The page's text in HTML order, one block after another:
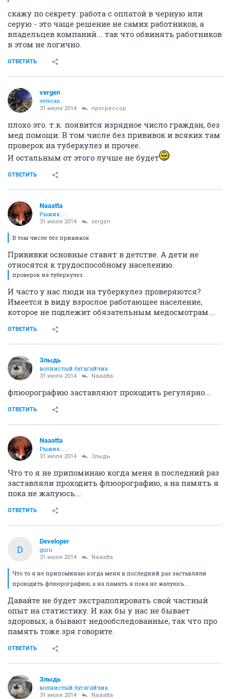
скажу по секрету: работа с оплатой в черную или
серую - это чаще решение не самих работников, а
владельцев компаний... так что обвинять работников
в этом не логично.
ОТВЕТИТЬ
vergen
veteran
31 июля 2014 прогрессор
плохо это. т.к. появится изрядное число граждан, без
мед помощи. В том числе без прививок и всяких там
проверок на туберкулез и прочее.
И остальным от этого лучше не будет
ОТВЕТИТЬ
Naaatta
Рыжик.....
31 июля 2014 vergen
В том числе без прививок
Прививки основные ставят в детстве. А дети не
относятся к трудоспособному населению.
проверок на туберкулез
И часто у нас люди на туберкулез проверяются?
Имеется в виду взрослое работающее население,
которое не подлежит обязательным медосмотрам...
ОТВЕТИТЬ
Злыдь
волнистый бугагайчик
31 июля 2014 Naaatta
флюорографию заставляют проходить регулярно...
ОТВЕТИТЬ
Naaatta
Рыжик.....
31 июля 2014 Злыдь
Что то я не припоминаю когда меня в последний раз
заставляли проходить флюорографию, а на память я
пока не жалуюсь...
ОТВЕТИТЬ
D
Developer
guru
31 июля 2014 Naaatta
Что то я не припоминаю когда меня в последний раз заставляли
проходить флюорографию, а на память я пока не жалуюсь...
Давайте не будет экстраполировать свой частный
опыт на статистику. И как бы у нас не бывает
здоровых, а бывают недообследованные, так что про
память тоже зря говорите.
ОТВЕТИТЬ
Злыдь
волнистый бугагайчик
31 июля 2014 Naaatta